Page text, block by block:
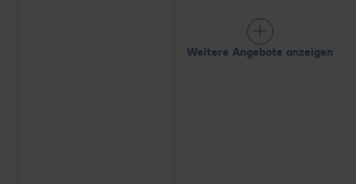
Weitere Angebote anzeigen